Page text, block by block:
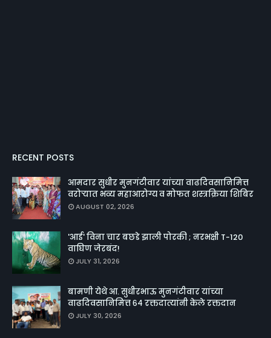
RECENT POSTS
आमदार सुधीर मुनगंटीवार यांच्या वाढदिवसानिमित्त
वरोऱ्यात भव्य महाआरोग्य व मोफत शस्त्रक्रिया शिबिर
AUGUST 02, 2026
'आई' विना चार बछडे झाली पोरकी ; नरभक्षी T-120
वाघिण जेरबंद!
JULY 31, 2026
बामणी येथे आ. सुधीरभाऊ मुनगंटीवार यांच्या
वाढदिवसानिमित्त ६४ रक्तदात्यांनी केले रक्तदान
JULY 30, 2026